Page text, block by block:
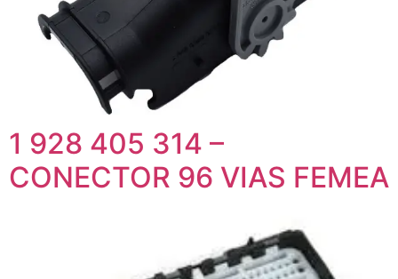
1 928 405 314 –
CONECTOR 96 VIAS FEMEA